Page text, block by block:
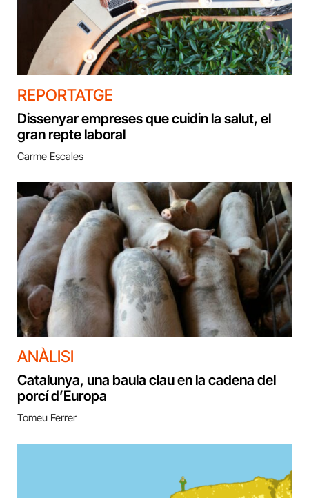
REPORTATGE
Dissenyar empreses que cuidin la salut, el
gran repte laboral
Carme Escales
ANÀLISI
Catalunya, una baula clau en la cadena del
porcí d’Europa
Tomeu Ferrer